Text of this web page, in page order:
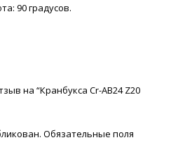
90 градусов.
на “Кранбукса Cr-AB24 Z20
Обязательные поля